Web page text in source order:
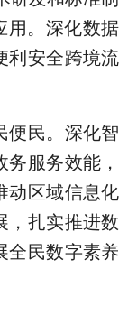
用。深化数据
利安全跨境流
民。深化智
服务效能，
动区域信息化
，扎实推进数
全民数字素养